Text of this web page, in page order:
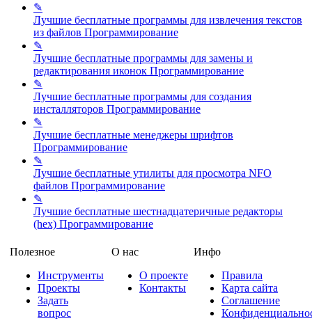
✎
Лучшие бесплатные программы для извлечения текстов
из файлов Программирование
✎
Лучшие бесплатные программы для замены и
редактирования иконок Программирование
✎
Лучшие бесплатные программы для создания
инсталляторов Программирование
✎
Лучшие бесплатные менеджеры шрифтов
Программирование
✎
Лучшие бесплатные утилиты для просмотра NFO
файлов Программирование
✎
Лучшие бесплатные шестнадцатеричные редакторы
(hex) Программирование
Полезное
Инструменты
Проекты
Задать
вопрос
О нас
О проекте
Контакты
Инфо
Правила
Карта сайта
Соглашение